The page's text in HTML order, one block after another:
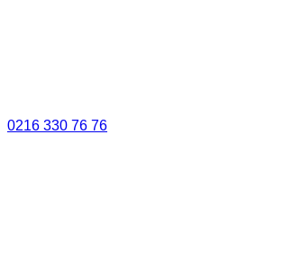
0216 330 76 76